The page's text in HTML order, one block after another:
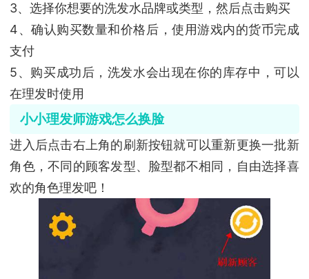
3、选择你想要的洗发水品牌或类型，然后点击购买
4、确认购买数量和价格后，使用游戏内的货币完成
支付
5、购买成功后，洗发水会出现在你的库存中，可以
在理发时使用
小小理发师游戏怎么换脸
进入后点击右上角的刷新按钮就可以重新更换一批新
角色，不同的顾客发型、脸型都不相同，自由选择喜
欢的角色理发吧！